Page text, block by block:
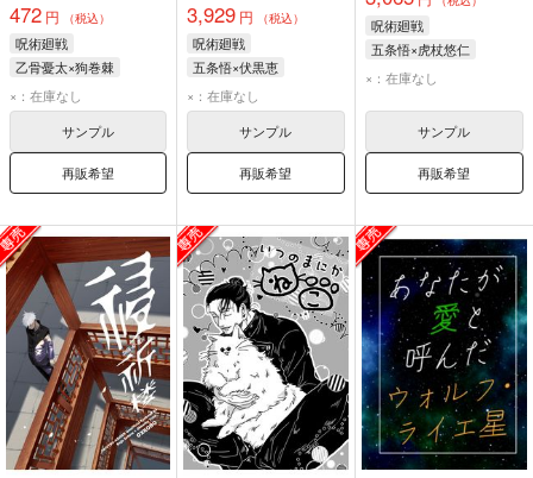
472 円 （税込）
呪術廻戦
乙骨憂太×狗巻棘
乙骨憂太
×：在庫なし
サンプル
再販希望
3,929 円 （税込）
呪術廻戦
五条悟×伏黒恵
×：在庫なし
サンプル
再販希望
呪術廻戦
五条悟×虎杖悠仁
×：在庫なし
サンプル
再販希望